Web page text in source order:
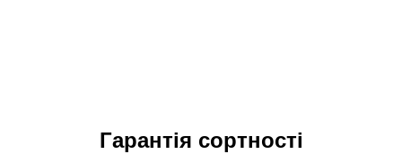
Гарантія сортності